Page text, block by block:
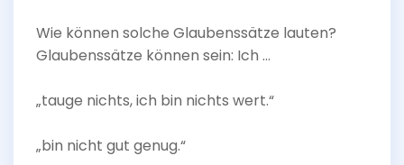
Wie können solche Glaubenssätze lauten?
Glaubenssätze können sein: Ich …
„tauge nichts, ich bin nichts wert.“
„bin nicht gut genug.“